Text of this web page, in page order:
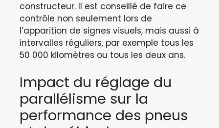
constructeur. Il est conseillé de faire ce
contrôle non seulement lors de
l’apparition de signes visuels, mais aussi à
intervalles réguliers, par exemple tous les
50 000 kilomètres ou tous les deux ans.
Impact du réglage du
parallélisme sur la
performance des pneus